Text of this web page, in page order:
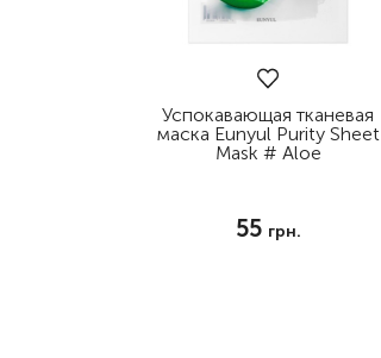
Успокавающая тканевая
маска Eunyul Purity Sheet
Mask # Aloe
55 грн.